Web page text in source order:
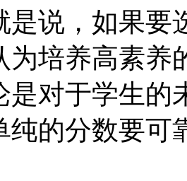
，如果要
为培养高素养
是对于学生的
纯的分数要可